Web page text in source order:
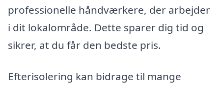
professionelle håndværkere, der arbejder
i dit lokalområde. Dette sparer dig tid og
sikrer, at du får den bedste pris.
Efterisolering kan bidrage til mange